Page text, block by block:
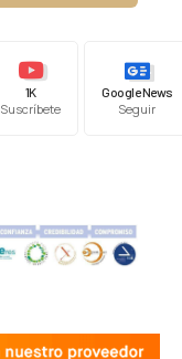
1K
Suscríbete
Google News
Seguir